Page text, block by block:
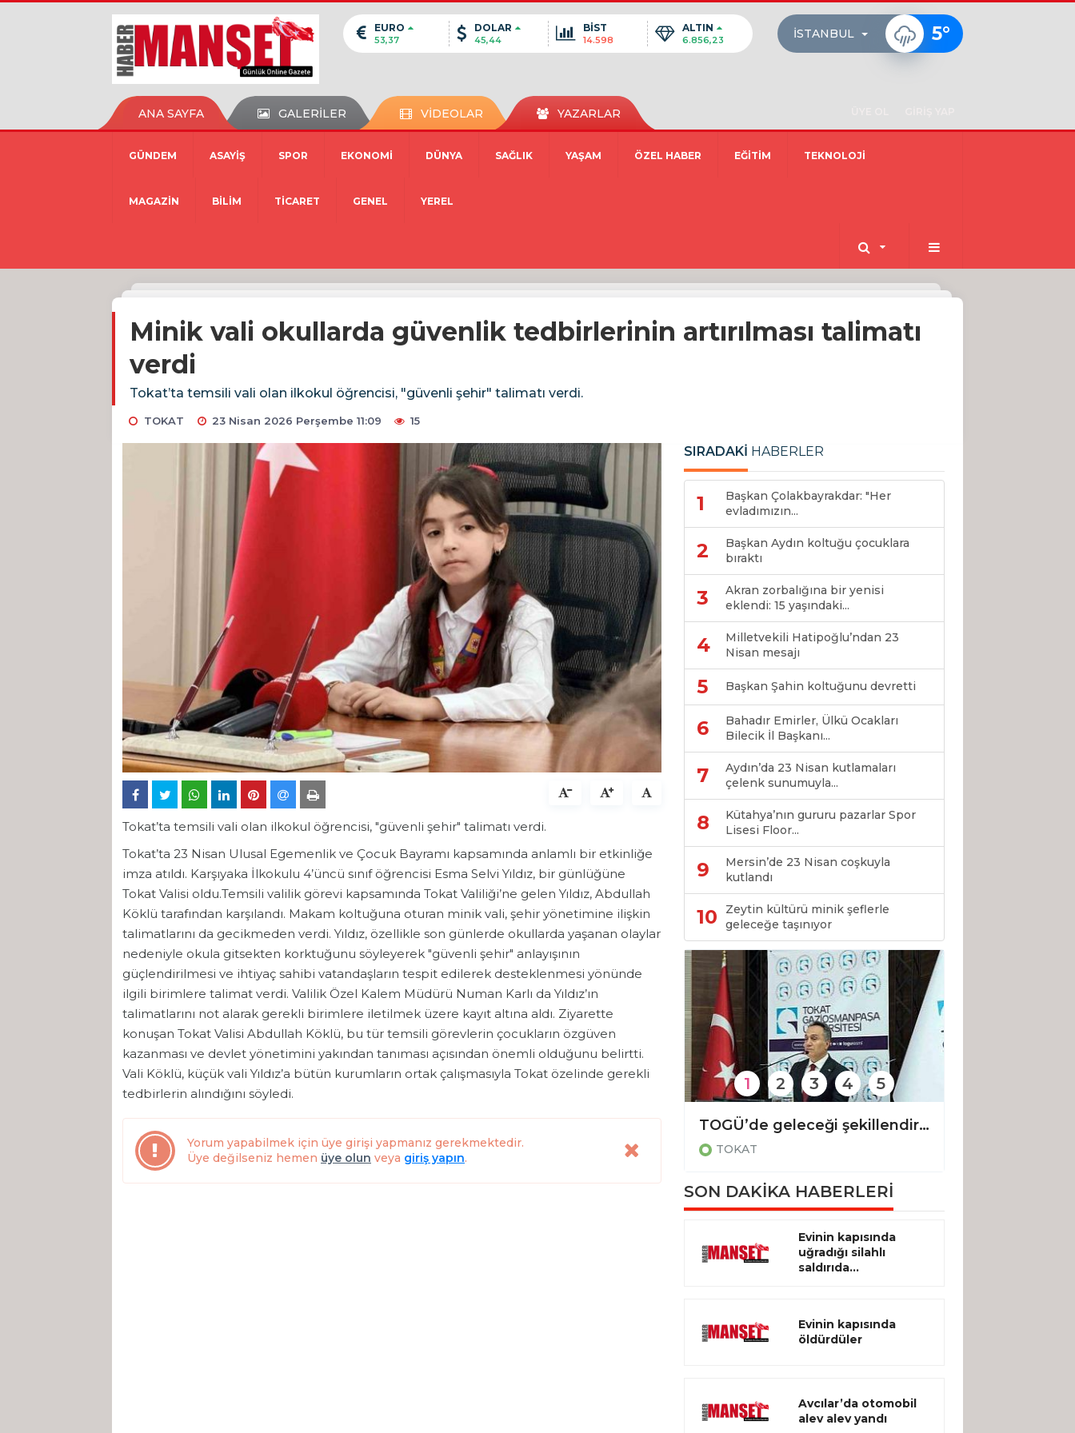
EURO
53,37
DOLAR
45,44
BİST
14.598
ALTIN
6.856,23 İSTANBUL 5°
ANA SAYFA GALERİLER VİDEOLAR YAZARLAR
GÜNDEM ASAYİŞ SPOR EKONOMİ DÜNYA SAĞLIK YAŞAM ÖZEL HABER EĞİTİM TEKNOLOJİ
MAGAZİN BİLİM TİCARET GENEL YEREL
Minik vali okullarda güvenlik tedbirlerinin artırılması talimatı
verdi
Tokat’ta temsili vali olan ilkokul öğrencisi, "güvenli şehir" talimatı verdi.
TOKAT 23 Nisan 2026 Perşembe 11:09 15
Tokat’ta temsili vali olan ilkokul öğrencisi, "güvenli şehir" talimatı verdi.
Tokat’ta 23 Nisan Ulusal Egemenlik ve Çocuk Bayramı kapsamında anlamlı bir etkinliğe
imza atıldı. Karşıyaka İlkokulu 4’üncü sınıf öğrencisi Esma Selvi Yıldız, bir günlüğüne
Tokat Valisi oldu.Temsili valilik görevi kapsamında Tokat Valiliği’ne gelen Yıldız, Abdullah
Köklü tarafından karşılandı. Makam koltuğuna oturan minik vali, şehir yönetimine ilişkin
talimatlarını da gecikmeden verdi. Yıldız, özellikle son günlerde okullarda yaşanan olaylar
nedeniyle okula gitsekten korktuğunu söyleyerek "güvenli şehir" anlayışının
güçlendirilmesi ve ihtiyaç sahibi vatandaşların tespit edilerek desteklenmesi yönünde
ilgili birimlere talimat verdi. Valilik Özel Kalem Müdürü Numan Karlı da Yıldız’ın
talimatlarını not alarak gerekli birimlere iletilmek üzere kayıt altına aldı. Ziyarette
konuşan Tokat Valisi Abdullah Köklü, bu tür temsili görevlerin çocukların özgüven
kazanması ve devlet yönetimini yakından tanıması açısından önemli olduğunu belirtti.
Vali Köklü, küçük vali Yıldız’a bütün kurumların ortak çalışmasıyla Tokat özelinde gerekli
tedbirlerin alındığını söyledi.
Yorum yapabilmek için üye girişi yapmanız gerekmektedir.
Üye değilseniz hemen üye olun veya giriş yapın.
SIRADAKİ HABERLER
1
Başkan Çolakbayrakdar: "Her
evladımızın...
2
Başkan Aydın koltuğu çocuklara
bıraktı
3
Akran zorbalığına bir yenisi
eklendi: 15 yaşındaki...
4
Milletvekili Hatipoğlu’ndan 23
Nisan mesajı
5 Başkan Şahin koltuğunu devretti
6
Bahadır Emirler, Ülkü Ocakları
Bilecik İl Başkanı...
7
Aydın’da 23 Nisan kutlamaları
çelenk sunumuyla...
8
Kütahya’nın gururu pazarlar Spor
Lisesi Floor...
9
Mersin’de 23 Nisan coşkuyla
kutlandı
10
Zeytin kültürü minik şeflerle
geleceğe taşınıyor
TOKAT
TOGÜ’de geleceği şekillendiren fikirler yarıştı
TOKAT
1 2 3 4 5
SON DAKİKA HABERLERİ
Evinin kapısında
uğradığı silahlı
saldırıda...
Evinin kapısında
öldürdüler
Avcılar’da otomobil
alev alev yandı